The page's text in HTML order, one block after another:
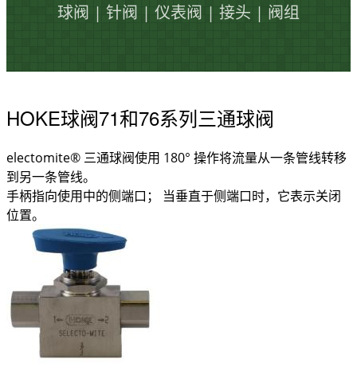
球阀 | 针阀 | 仪表阀 | 接头 | 阀组
HOKE球阀71和76系列三通球阀
electomite® 三通球阀使用 180° 操作将流量从一条管线转移
到另一条管线。
手柄指向使用中的侧端口； 当垂直于侧端口时，它表示关闭
位置。